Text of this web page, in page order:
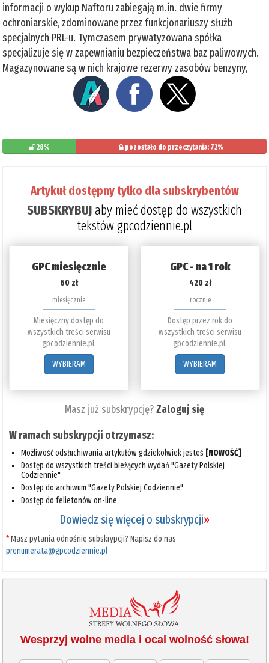
informacji o wykup Naftoru zabiegają m.in. dwie firmy
ochroniarskie, zdominowane przez funkcjonariuszy służb
specjalnych PRL-u. Tymczasem prywatyzowana spółka
specjalizuje się w zapewnianiu bezpieczeństwa baz paliwowych.
Magazynowane są w nich krajowe rezerwy zasobów benzyny,
28% pozostało do przeczytania: 72%
Artykuł dostępny tylko dla subskrybentów
SUBSKRYBUJaby mieć dostęp do wszystkich
tekstów gpcodziennie.pl
GPC miesięcznie
60 zł
miesięcznie
Miesięczny dostęp do
wszystkich treści serwisu
gpcodziennie.pl.
WYBIERAM
GPC - na 1 rok
420 zł
rocznie
Dostęp przez rok do
wszystkich treści serwisu
gpcodziennie.pl.
WYBIERAM
Masz już subskrypcję?Zaloguj się
W ramach subskrypcji otrzymasz:
Możliwość odsłuchiwania artykułów gdziekolwiek jesteś [NOWOŚĆ]
Dostęp do wszystkich treści bieżących wydań "Gazety Polskiej
Codziennie"
Dostęp do archiwum "Gazety Polskiej Codziennie"
Dostęp do felietonów on-line
Dowiedz się więcej o subskrypcji»
*Masz pytania odnośnie subskrypcji? Napisz do nas
prenumerata@gpcodziennie.pl
Wesprzyj wolne media i ocal wolność słowa!